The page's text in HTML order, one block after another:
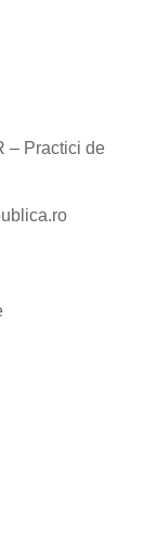
– Practici de